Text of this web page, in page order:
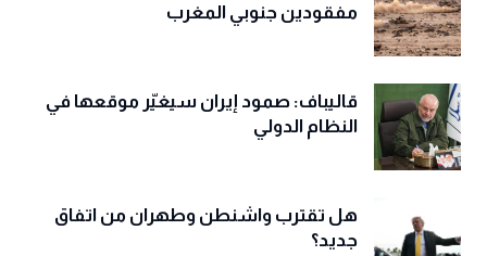
مفقودين جنوبي المغرب
قاليباف: صمود إيران سيغيّر موقعها في
النظام الدولي
هل تقترب واشنطن وطهران من اتفاق
جديد؟